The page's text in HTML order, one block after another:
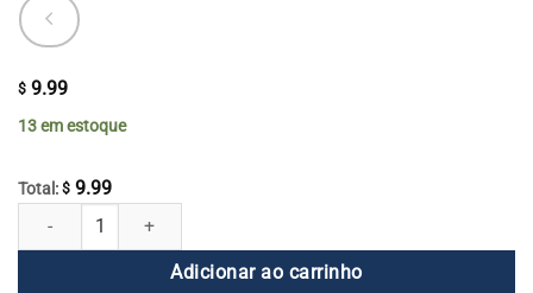
$ 9.99
13 em estoque
Total: $ 9.99
Banho de Abeto de Eucalipto, Corpo e Óleo de Massagem quantidade
Adicionar ao carrinho